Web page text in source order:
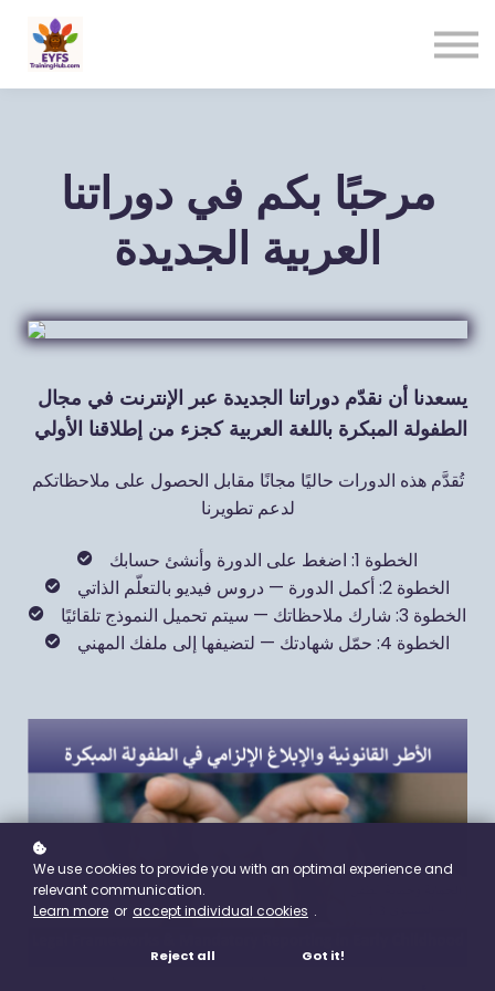
Sign up
مرحبًا بكم في دوراتنا
العربية الجديدة
يسعدنا أن نقدّم دوراتنا الجديدة عبر الإنترنت في مجال
الطفولة المبكرة باللغة العربية كجزء من إطلاقنا الأولي
تُقدَّم هذه الدورات حاليًا مجانًا مقابل الحصول على ملاحظاتكم
لدعم تطويرنا
الخطوة 1: اضغط على الدورة وأنشئ حسابك
الخطوة 2: أكمل الدورة — دروس فيديو بالتعلّم الذاتي
الخطوة 3: شارك ملاحظاتك — سيتم تحميل النموذج تلقائيًا
الخطوة 4: حمّل شهادتك — لتضيفها إلى ملفك المهني
We use cookies to provide you with an optimal experience and
relevant communication.
Learn more or accept individual cookies .
Reject all Got it!